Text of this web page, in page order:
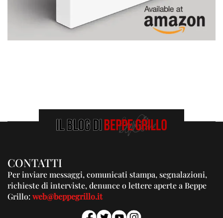
CONTATTI
Per inviare messaggi, comunicati stampa, segnalazioni,
richieste di interviste, denunce o lettere aperte a Beppe
Grillo:web@beppegrillo.it